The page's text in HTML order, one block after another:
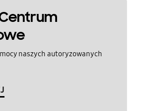
naszych autoryzowanych